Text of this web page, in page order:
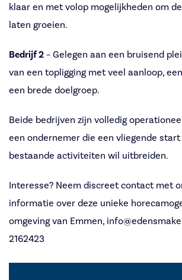
klaar en met volop mogelijkheden om
laten groeien.
Bedrijf 2 – Gelegen aan een bruisend
van een topligging met veel aanloop,
een brede doelgroep.
Beide bedrijven zijn volledig
een ondernemer die een vliegende
bestaande activiteiten wil uitbreiden.
Interesse? Neem discreet contact met
informatie over deze unieke
omgeving van Emmen,
2162423